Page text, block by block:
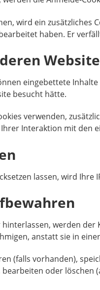
wird ein zusätzliches
haben. Er
eingebettete
besucht hätte.
verwenden,
Interaktion mit den
lassen, wird
werden
anstatt sie in
(falls vorhanden),
oder